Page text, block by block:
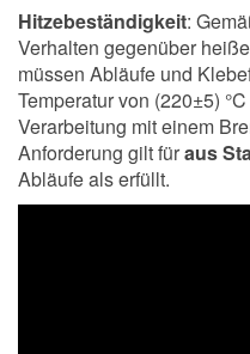
Hitzebeständigkeit:
Verhalten gegenüber
müssen Abläufe und
Temperatur von (220±5)
Verarbeitung mit einem
Anforderung gilt füraus
Abläufe als erfüllt.